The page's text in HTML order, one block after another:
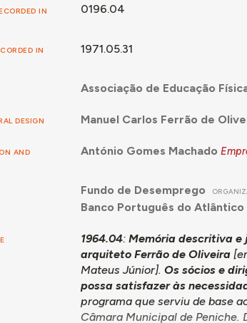
IN
0196.04
IN
1971.05.31
Associação de Educação
DESIGN Manuel Carlos Ferrão de
AND
António Gomes Machado
Fundo de Desemprego
Banco Português do Atlântico
1964.04: Memória descritiva e
arquiteto Ferrão de Oliveira
Mateus Júnior]. Os sócios e
possa satisfazer às
programa que serviu de base
Câmara Municipal de